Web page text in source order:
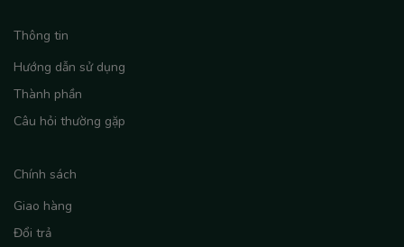
Thông tin
Hướng dẫn sử dụng
Thành phần
Câu hỏi thường gặp
Chính sách
Giao hàng
Đổi trả